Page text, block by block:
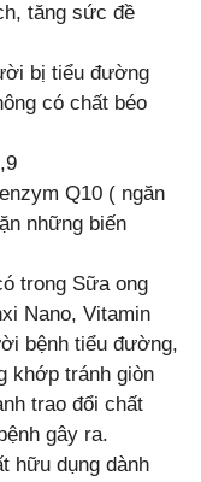
tăng sức đề
bị tiểu đường
có chất béo
Q10 ( ngăn
những biến
trong Sữa ong
Nano, Vitamin
bệnh tiểu đường,
khớp tránh giòn
trao đổi chất
gây ra.
hữu dụng dành